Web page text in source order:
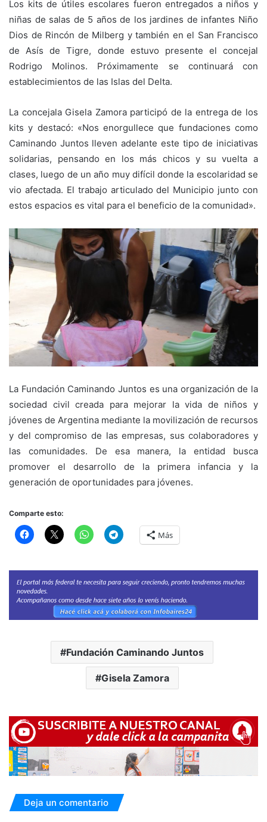
Los kits de útiles escolares fueron entregados a niños y
niñas de salas de 5 años de los jardines de infantes Niño
Dios de Rincón de Milberg y también en el San Francisco
de Asís de Tigre, donde estuvo presente el concejal
Rodrigo Molinos. Próximamente se continuará con
establecimientos de las Islas del Delta.
La concejala Gisela Zamora participó de la entrega de los
kits y destacó: «Nos enorgullece que fundaciones como
Caminando Juntos lleven adelante este tipo de iniciativas
solidarias, pensando en los más chicos y su vuelta a
clases, luego de un año muy difícil donde la escolaridad se
vio afectada. El trabajo articulado del Municipio junto con
estos espacios es vital para el beneficio de la comunidad».
La Fundación Caminando Juntos es una organización de la
sociedad civil creada para mejorar la vida de niños y
jóvenes de Argentina mediante la movilización de recursos
y del compromiso de las empresas, sus colaboradores y
las comunidades. De esa manera, la entidad busca
promover el desarrollo de la primera infancia y la
generación de oportunidades para jóvenes.
Comparte esto:
Más
Fundación Caminando Juntos
Gisela Zamora
Deja un comentario